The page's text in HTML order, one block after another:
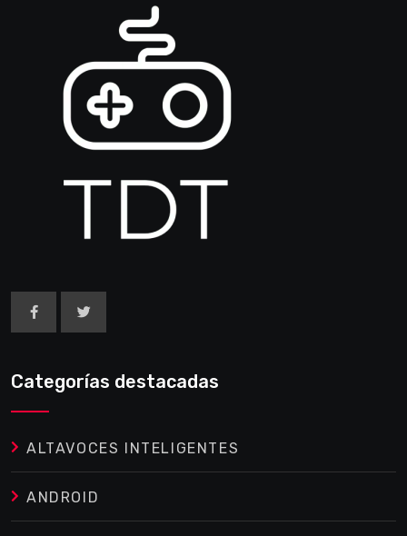
Categorías destacadas
ALTAVOCES INTELIGENTES
ANDROID